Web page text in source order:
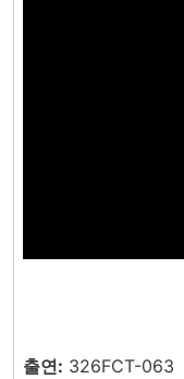
출연: 326FCT-063